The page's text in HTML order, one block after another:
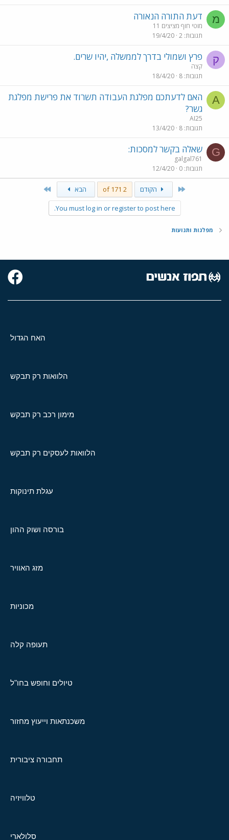
מ דעת התורה הנאורה
מוטי חוף מציצים 11
תגובות 2
19/4/20
ק פרץ ושמולי בדרך לממשלה ,יהיו שרים.
קצה
תגובות 8
18/4/20
A
האם לדעתכם מפלגת העבודה תשרוד את פרישת מפלגת
גשר?
AI25
תגובות 8
13/4/20
G שאלה בקשר למסכות:
galgal761
תגובות 0
12/4/20
First הקודם 2 of 171 הבא
You must log in or register to post here.
מפלגות ותנועות
האח הגדול
הלוואות רק תבקש
מימון רכב רק תבקש
הלוואות לעסקים רק תבקש
עגלת תינוקות
בורסה ושוק ההון
מזג האוויר
מכוניות
תעופה קלה
טיולים וחופש בחו"ל
משכנתאות וייעוץ מחזור
תחבורה ציבורית
טלוויזיה
סלולארי